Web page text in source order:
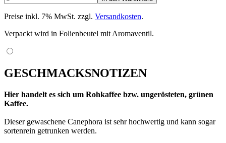
Preise inkl. 7% MwSt. zzgl. Versandkosten.
Verpackt wird in Folienbeutel mit Aromaventil.
GESCHMACKSNOTIZEN
Hier handelt es sich um Rohkaffee bzw. ungerösteten, grünen
Kaffee.
Dieser gewaschene Canephora ist sehr hochwertig und kann sogar
sortenrein getrunken werden.